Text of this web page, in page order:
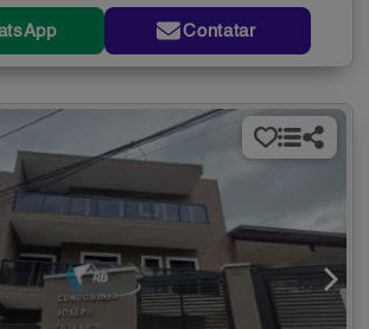
Contatar